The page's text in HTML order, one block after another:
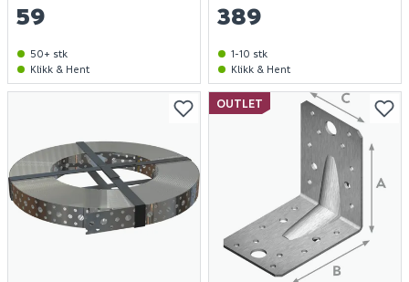
59
50+ stk
Klikk & Hent
389
1-10 stk
Klikk & Hent
OUTLET